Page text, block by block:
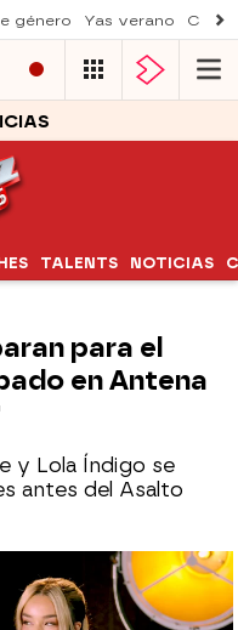
género Yas verano
TALENTS NOTICIAS
para el
en Antena
y Lola Índigo se
antes del Asalto